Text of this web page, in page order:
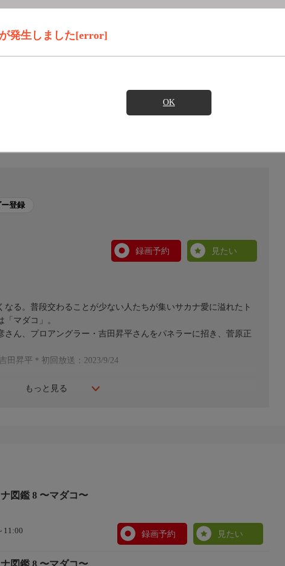
発生しました[error]
OK
登録
録画予約
見たい
もっと見る
る。普段交わることが少ない人たちが集いサカナ愛に溢れたト
マダコ」。
ん、プロアングラー・吉田昇平さんをパネラーに招き、菅原正
田昇平＊初回放送：2023/9/24
図鑑 8 〜マダコ〜
11:00 録画予約 見たい
図鑑 8 〜マダコ〜